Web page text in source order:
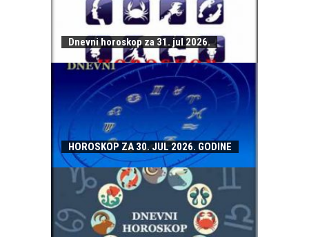
Dnevni horoskop za 31. jul 2026.
HOROSKOP ZA 30. JUL 2026. GODINE